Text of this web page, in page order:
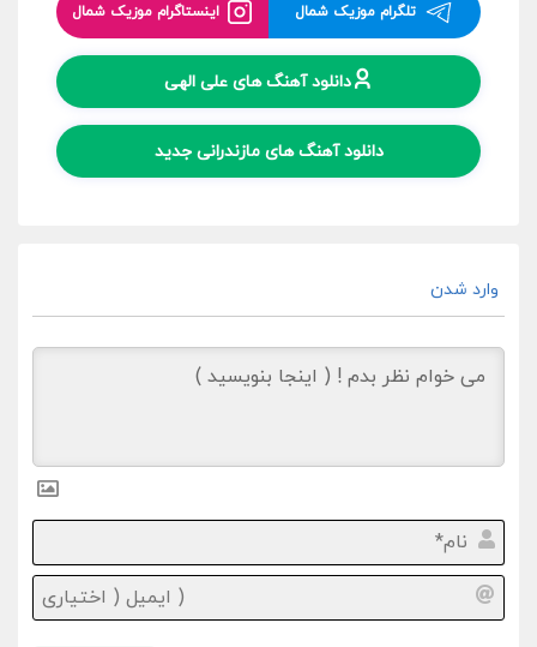
تلگرام موزیک شمال اینستاگرام موزیک شمال
دانلود آهنگ های علی الهی
دانلود آهنگ های مازندرانی جدید
وارد شدن
نام*